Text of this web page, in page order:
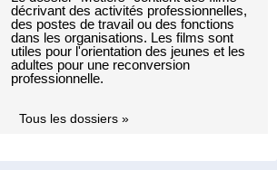
décrivant des activités professionnelles,
des postes de travail ou des fonctions
dans les organisations. Les films sont
utiles pour l'orientation des jeunes et les
adultes pour une reconversion
professionnelle.
Tous les dossiers »